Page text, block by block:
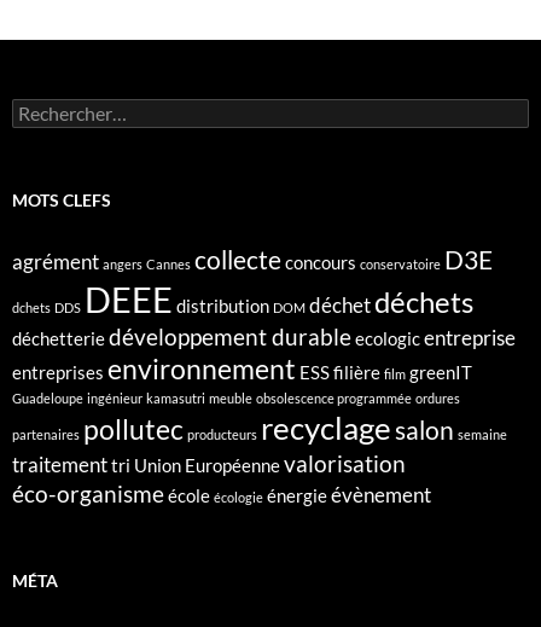
Rechercher :
MOTS CLEFS
agrément angers Cannes collecteconcours conservatoire D3E
dchets DDS DEEE distribution DOM déchetdéchets
déchetteriedéveloppement durableecologicentreprise
entreprises environnement ESSfilière film greenIT
Guadeloupe ingénieur kamasutri meuble obsolescence programmée ordures
partenaires pollutec producteurs recyclagesalon semaine
traitementtri Union Européennevalorisation
éco-organismeécole écologie énergieévènement
MÉTA